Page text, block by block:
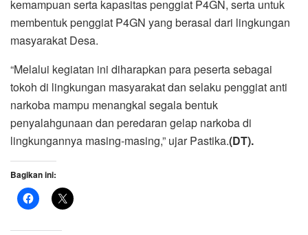
kemampuan serta kapasitas penggiat P4GN, serta untuk
membentuk penggiat P4GN yang berasal dari lingkungan
masyarakat Desa.
“Melalui kegiatan ini diharapkan para peserta sebagai
tokoh di lingkungan masyarakat dan selaku penggiat anti
narkoba mampu menangkal segala bentuk
penyalahgunaan dan peredaran gelap narkoba di
lingkungannya masing-masing,” ujar Pastika.(DT).
Bagikan ini: